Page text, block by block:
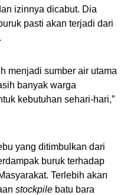
izinnya dicabut. Dia
pasti akan terjadi dari
menjadi sumber air utama
banyak warga
kebutuhan sehari-hari,”
yang ditimbulkan dari
buruk terhadap
Terlebih akan
stockpile batu bara